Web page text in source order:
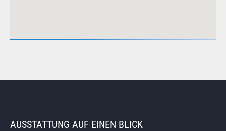
AUSSTATTUNG AUF EINEN BLICK